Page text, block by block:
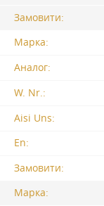
Замовити:
Марка:
Аналог:
W. Nr.:
Aisi Uns:
En:
Замовити:
Марка: